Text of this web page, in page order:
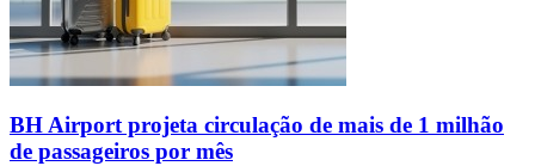
BH Airport projeta circulação de mais de 1 milhão
de passageiros por mês